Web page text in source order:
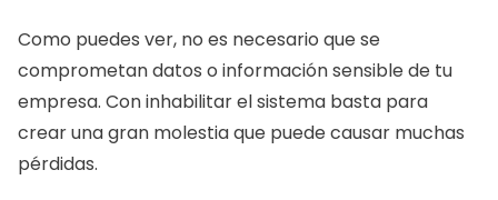
Como puedes ver, no es necesario que se
comprometan datos o información sensible de tu
empresa. Con inhabilitar el sistema basta para
crear una gran molestia que puede causar muchas
pérdidas.